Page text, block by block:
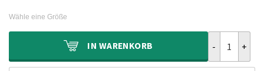
Wähle eine Größe
IN WARENKORB